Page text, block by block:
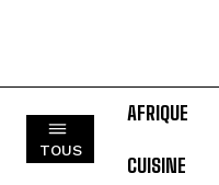
TOUS
AFRIQUE
CUISINE